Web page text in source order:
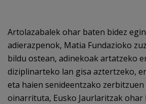
Artolazabalek ohar baten bidez
adierazpenok, Matia Fundazioko
bildu ostean, adinekoak artatzeko
diziplinarteko lan gisa aztertzeko,
eta haien senideentzako
oinarrituta, Eusko Jaurlaritzak ohar